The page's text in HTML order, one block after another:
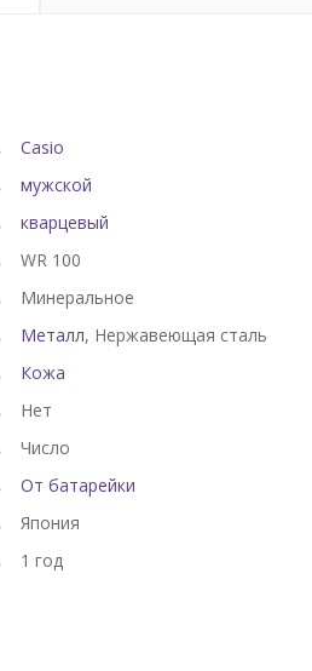
Casio
мужской
кварцевый
WR 100
Минеральное
Металл, Нержавеющая сталь
Кожа
Нет
Число
От батарейки
Япония
1 год